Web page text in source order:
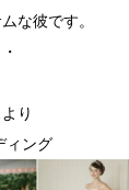
な彼です。
り
ィング